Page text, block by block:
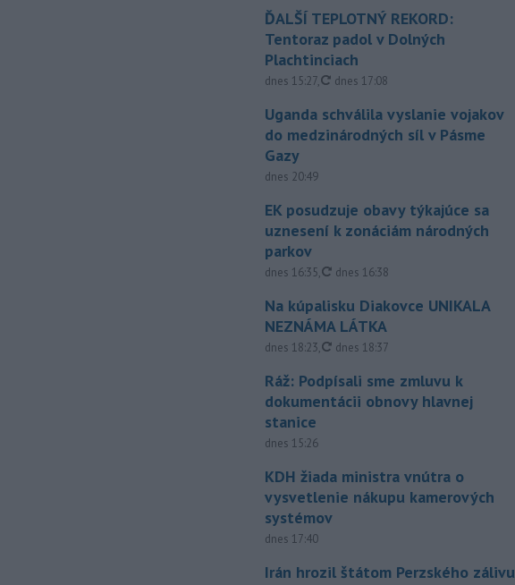
ĎALŠÍ TEPLOTNÝ REKORD:
Tentoraz padol v Dolných
Plachtinciach
dnes 15:27, aktualizované
dnes 17:08
Uganda schválila vyslanie vojakov
do medzinárodných síl v Pásme
Gazy
dnes 20:49
EK posudzuje obavy týkajúce sa
uznesení k zonáciám národných
parkov
dnes 16:35, aktualizované
dnes 16:38
Na kúpalisku Diakovce UNIKALA
NEZNÁMA LÁTKA
dnes 18:23, aktualizované
dnes 18:37
Ráž: Podpísali sme zmluvu k
dokumentácii obnovy hlavnej
stanice
dnes 15:26
KDH žiada ministra vnútra o
vysvetlenie nákupu kamerových
systémov
dnes 17:40
Irán hrozil štátom Perzského zálivu